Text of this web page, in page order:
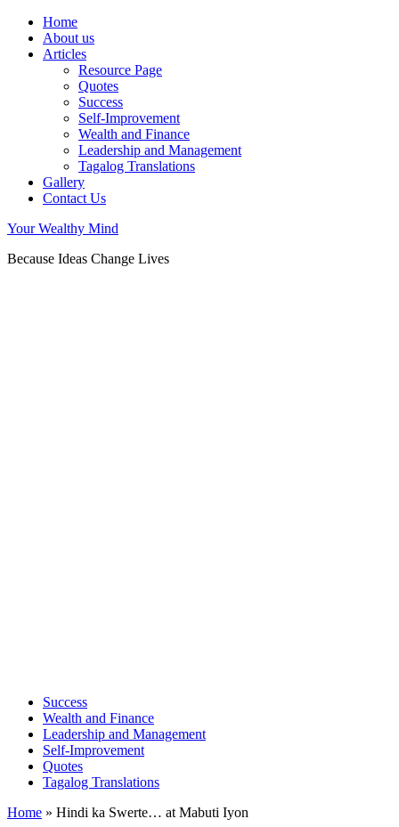
Home
About us
Articles
Resource Page
Quotes
Success
Self-Improvement
Wealth and Finance
Leadership and Management
Tagalog Translations
Gallery
Contact Us
Your Wealthy Mind
Because Ideas Change Lives
Success
Wealth and Finance
Leadership and Management
Self-Improvement
Quotes
Tagalog Translations
Home » Hindi ka Swerte… at Mabuti Iyon